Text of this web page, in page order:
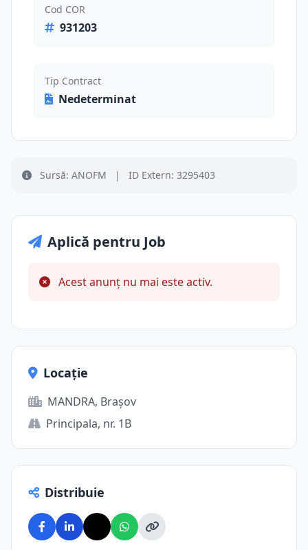
Cod COR
931203
Tip Contract
Nedeterminat
Sursă: ANOFM | ID Extern: 3295403
Aplică pentru Job
Acest anunț nu mai este activ.
Locație
MANDRA, Brașov
Principala, nr. 1B
Distribuie